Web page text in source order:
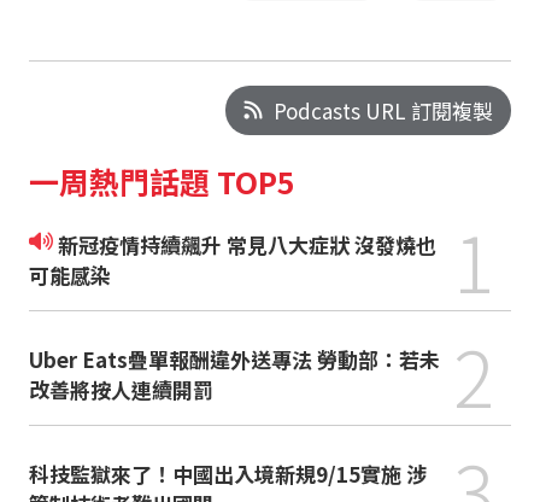
Podcasts URL 訂閱複製
一周熱門話題 TOP5
新冠疫情持續飆升 常見八大症狀 沒發燒也
可能感染
1
Uber Eats疊單報酬違外送專法 勞動部：若未
改善將按人連續開罰
2
科技監獄來了！中國出入境新規9/15實施 涉